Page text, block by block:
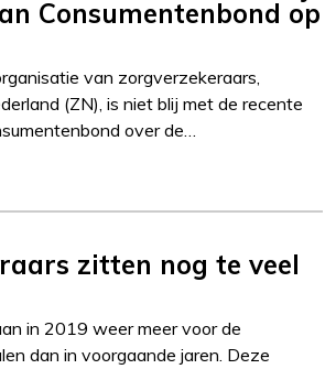
Consumentenbond op
van zorgverzekeraars,
(ZN), is niet blij met de recente
over de…
zitten nog te veel
in 2019 weer meer voor de
dan in voorgaande jaren. Deze